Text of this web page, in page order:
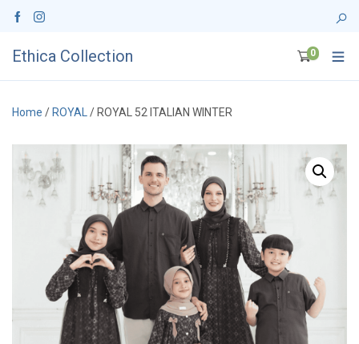
Ethica Collection 0
Home / ROYAL / ROYAL 52 ITALIAN WINTER